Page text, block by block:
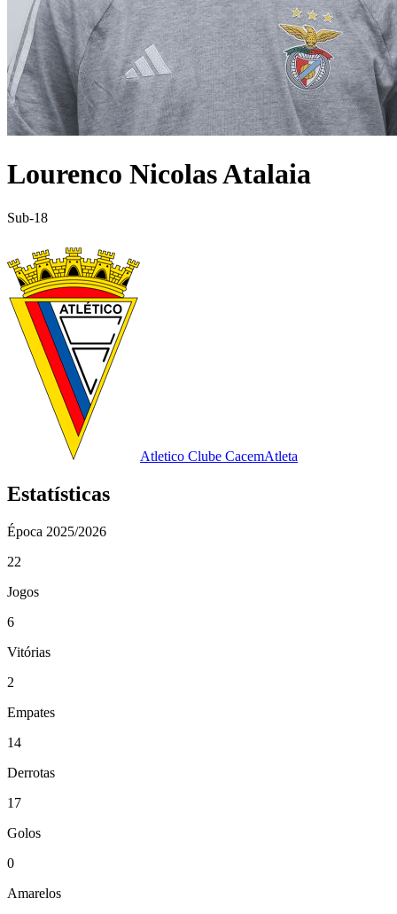
Lourenco Nicolas Atalaia
Sub-18
Atletico Clube CacemAtleta
Estatísticas
Época 2025/2026
22
Jogos
6
Vitórias
2
Empates
14
Derrotas
17
Golos
0
Amarelos